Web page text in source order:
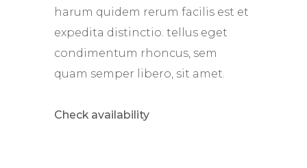
harum quidem rerum facilis est et
expedita distinctio. tellus eget
condimentum rhoncus, sem
quam semper libero, sit amet.
Check availability